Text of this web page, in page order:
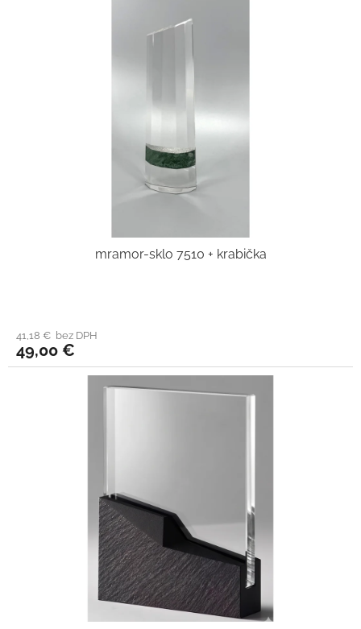
mramor-sklo 7510 + krabička
41,18 € bez DPH
49,00 €